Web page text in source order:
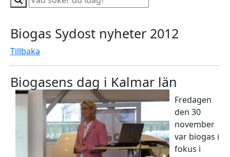
Biogas Sydost nyheter 2012
Tillbaka
Biogasens dag i Kalmar län
Fredagen
den 30
november
var biogas i
fokus i